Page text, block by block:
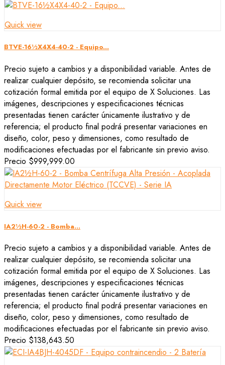
Quick view
BTVE-16½X4X4-40-2 - Equipo...
Precio sujeto a cambios y a disponibilidad variable. Antes de
realizar cualquier depósito, se recomienda solicitar una
cotización formal emitida por el equipo de X Soluciones. Las
imágenes, descripciones y especificaciones técnicas
presentadas tienen carácter únicamente ilustrativo y de
referencia; el producto final podrá presentar variaciones en
diseño, color, peso y dimensiones, como resultado de
modificaciones efectuadas por el fabricante sin previo aviso.
Precio $999,999.00
Quick view
IA2½H-60-2 - Bomba...
Precio sujeto a cambios y a disponibilidad variable. Antes de
realizar cualquier depósito, se recomienda solicitar una
cotización formal emitida por el equipo de X Soluciones. Las
imágenes, descripciones y especificaciones técnicas
presentadas tienen carácter únicamente ilustrativo y de
referencia; el producto final podrá presentar variaciones en
diseño, color, peso y dimensiones, como resultado de
modificaciones efectuadas por el fabricante sin previo aviso.
Precio $138,643.50